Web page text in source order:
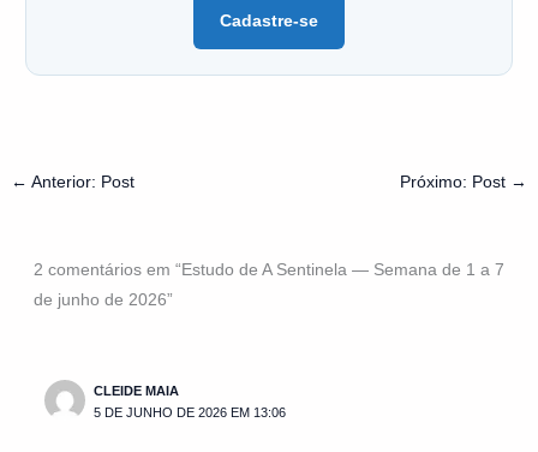
Cadastre-se
← Anterior: Post Próximo: Post →
2 comentários em “Estudo de A Sentinela — Semana de 1 a 7
de junho de 2026”
CLEIDE MAIA
5 DE JUNHO DE 2026 EM 13:06